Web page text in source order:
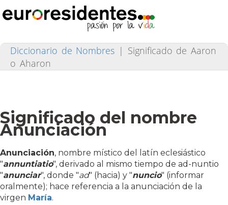
Diccionario de Nombres | Significado de Aaron
o Aharon
Significado del nombre
Anunciación
Anunciación, nombre místico del latín eclesiástico
"annuntiatio", derivado al mismo tiempo de ad-nuntio
"anunciar", donde "ad" (hacia) y "nuncio" (informar
oralmente); hace referencia a la anunciación de la
virgen María.